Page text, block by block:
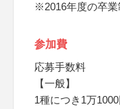
※2016年度の卒
参加費
応募手数料
【一般】
1種につき1万1000